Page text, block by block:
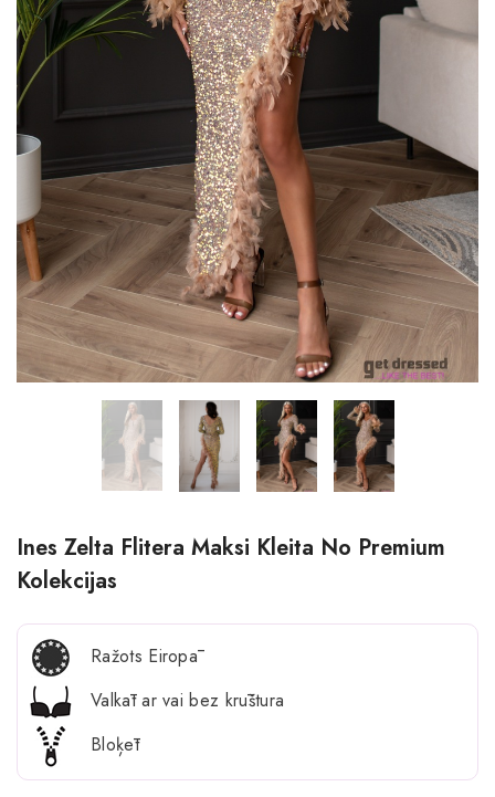
Ines Zelta Flitera Maksi Kleita No Premium
Kolekcijas
Ražots Eiropā
Valkāt ar vai bez krūštura
Bloķēt